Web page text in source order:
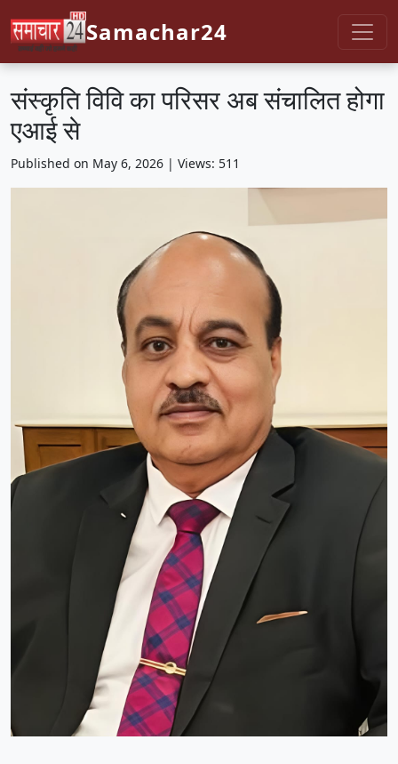
Samachar24
संस्कृति विवि का परिसर अब संचालित होगा
एआई से
Published on May 6, 2026 | Views: 511